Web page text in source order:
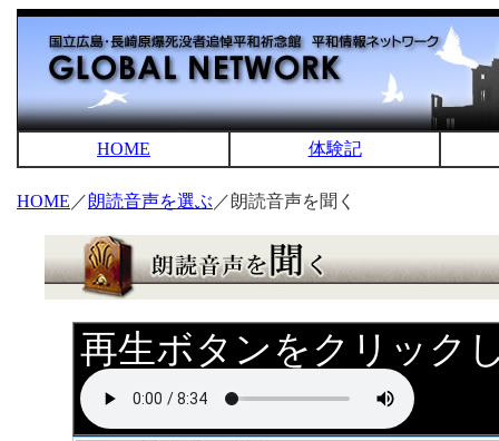
HOME 体験記
HOME ／朗読音声を選ぶ ／朗読音声を聞く
再生ボタンをクリック